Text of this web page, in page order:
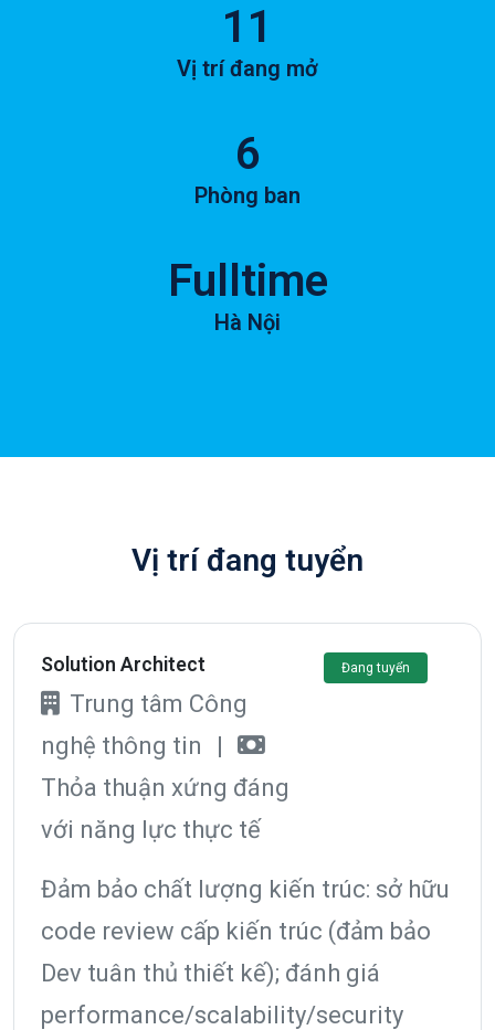
11
Vị trí đang mở
6
Phòng ban
Fulltime
Hà Nội
Vị trí đang tuyển
Solution Architect
Trung tâm Công
nghệ thông tin
|
Thỏa thuận xứng đáng
với năng lực thực tế
Đang tuyển
Đảm bảo chất lượng kiến trúc: sở hữu
code review cấp kiến trúc (đảm bảo
Dev tuân thủ thiết kế); đánh giá
performance/scalability/security